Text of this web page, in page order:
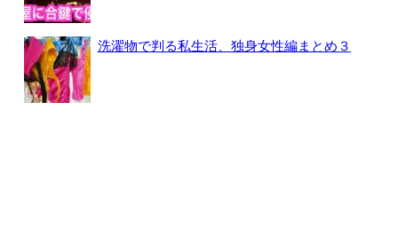
洗濯物で判る私生活、独身女性編まとめ３